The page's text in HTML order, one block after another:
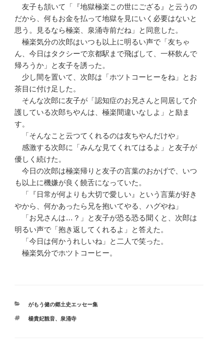
友子も頷いて「『地獄極楽この世にござる』と云うの
だから、何もお金を払って地獄を見にいく必要はないと
思う。見るなら極楽、泉涌寺前だね」と同意した。
極楽気分の次郎はいつも以上に明るい声で「友ちゃ
ん、今日はタクシーで京都駅まで飛ばして、一杯飲んで
帰ろうか」と友子を誘った。
少し間を置いて、次郎は「ホツトコーヒーをね」とお
茶目に付け足した。
そんな次郎に友子が「認知症のお兄さんと同居して介
護している次郎ちやんは、極楽間違いなしよ」と励ま
す。
「そんなこと云つてくれるのは友ちやんだけや」
感激する次郎に「みんな見てくれてはるよ」と友子が
優しく続けた。
今日の次郎は極楽帰りと友子の言葉のおかげで、いつ
も以上に機嫌が良く饒舌になっていた。
「『日常が何よりも大切で愛しい』という言葉が好き
やから、何かあったら兄を抱いてやる、ハグやね」
「お兄さんは…？」と友子が恐る恐る聞くと、次郎は
明るい声で「抱き返してくれるよ」と答えた。
「今日は何かうれしいね」と二人で笑った。
極楽気分でホツトコーヒー。
カ
ゴ
がもう健の郷土史エッセー集
タ
楊貴妃観音、 泉涌寺